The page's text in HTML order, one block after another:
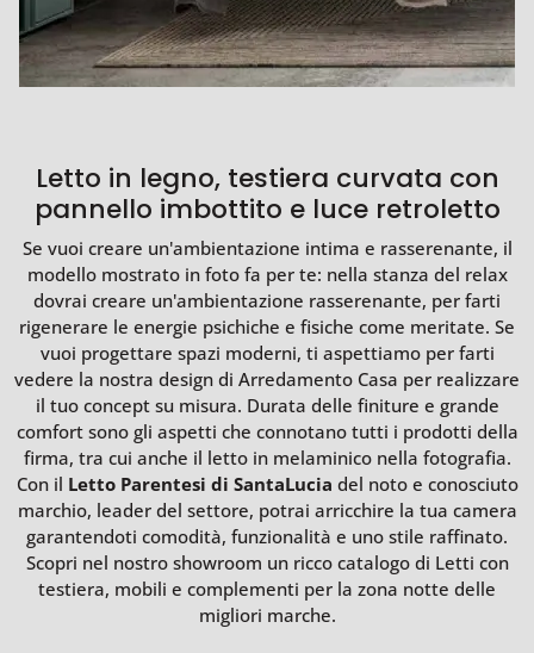
Letto in legno, testiera curvata con
pannello imbottito e luce retroletto
Se vuoi creare un'ambientazione intima e rasserenante, il
modello mostrato in foto fa per te: nella stanza del relax
dovrai creare un'ambientazione rasserenante, per farti
rigenerare le energie psichiche e fisiche come meritate. Se
vuoi progettare spazi moderni, ti aspettiamo per farti
vedere la nostra design di Arredamento Casa per realizzare
il tuo concept su misura. Durata delle finiture e grande
comfort sono gli aspetti che connotano tutti i prodotti della
firma, tra cui anche il letto in melaminico nella fotografia.
Con il Letto Parentesi di SantaLucia del noto e conosciuto
marchio, leader del settore, potrai arricchire la tua camera
garantendoti comodità, funzionalità e uno stile raffinato.
Scopri nel nostro showroom un ricco catalogo di Letti con
testiera, mobili e complementi per la zona notte delle
migliori marche.